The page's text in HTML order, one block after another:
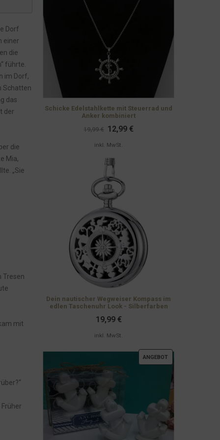
Dorf
einer
die
führte.
im Dorf,
Schatten
das
der
die
Mia,
„Sie
Tresen
mit
Schicke Edelstahlkette mit Steuerrad und
Anker kombiniert
19,99€ Ursprünglicher
Preis
war:
12,99 €Aktueller
inkl. MwSt.
Dein nautischer Wegweiser Kompass im
edlen Taschenuhr Look - Silberfarben
19,99 €
inkl. MwSt.
ANGEBOTPRODUKT
ANGEBOT